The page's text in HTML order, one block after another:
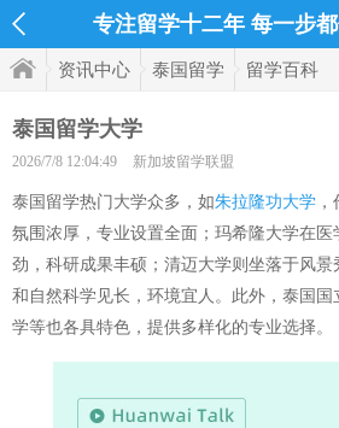
专注留学十二年 每一步都
资讯中心 泰国留学 留学百科
泰国留学大学
2026/7/8 12:04:49 新加坡留学联盟
泰国留学热门大学众多，如朱拉隆功大学
氛围浓厚，专业设置全面；玛希隆大学在医
劲，科研成果丰硕；清迈大学则坐落于风
和自然科学见长，环境宜人。此外，泰国
学等也各具特色，提供多样化的专业选择。